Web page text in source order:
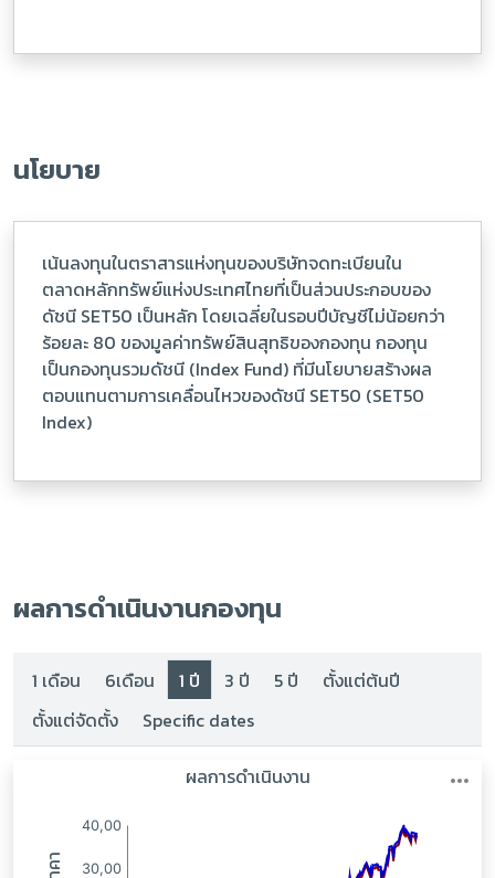
นโยบาย
เน้นลงทุนในตราสารแห่งทุนของบริษัทจดทะเบียนใน
ตลาดหลักทรัพย์แห่งประเทศไทยที่เป็นส่วนประกอบของ
ดัชนี SET50 เป็นหลัก โดยเฉลี่ยในรอบปีบัญชีไม่น้อยกว่า
ร้อยละ 80 ของมูลค่าทรัพย์สินสุทธิของกองทุน กองทุน
เป็นกองทุนรวมดัชนี (Index Fund) ที่มีนโยบายสร้างผล
ตอบแทนตามการเคลื่อนไหวของดัชนี SET50 (SET50
Index)
ผลการดำเนินงานกองทุน
1 เดือน 6เดือน 1 ปี 3 ปี 5 ปี
ตั้งแต่ต้นปี
ตั้งแต่จัดตั้ง
Specific dates